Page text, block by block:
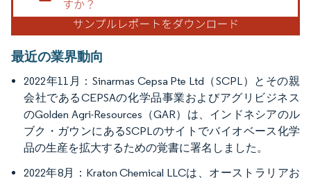
最近の業界動向
2022年11月：Sinarmas Cepsa Pte Ltd（SCPL）とその親
会社であるCEPSAの化学品事業およびアグリビジネス
のGolden Agri-Resources（GAR）は、インドネシアのル
ブク・ガウンにあるSCPLのサイトでバイオベース化学
品の生産を拡大するための覚書に署名しました。
2022年8月：Kraton Chemical LLCは、オーストラリアお